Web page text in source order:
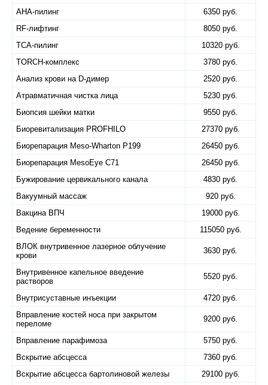
AHA-пилинг
6350 руб.
RF-лифтинг
8050 руб.
TCA-пилинг
10320 руб.
TORCH-комплекс
3780 руб.
Анализ крови на D-димер
2520 руб.
Атравматичная чистка лица
5230 руб.
Биопсия шейки матки
9550 руб.
Биоревитализация PROFHILO
27370 руб.
Биорепарация Meso-Wharton P199
26450 руб.
Биорепарация MesoEye C71
26450 руб.
Бужирование цервикального канала
4830 руб.
Вакуумный массаж
920 руб.
Вакцина ВПЧ
19000 руб.
Ведение беременности
115050 руб.
ВЛОК внутривенное лазерное облучение
крови
3630 руб.
Внутривенное капельное введение
растворов
5520 руб.
Внутрисуставные инъекции
4720 руб.
Вправление костей носа при закрытом
переломе
9200 руб.
Вправление парафимоза
5750 руб.
Вскрытие абсцесса
7360 руб.
Вскрытие абсцесса бартолиновой железы
29100 руб.